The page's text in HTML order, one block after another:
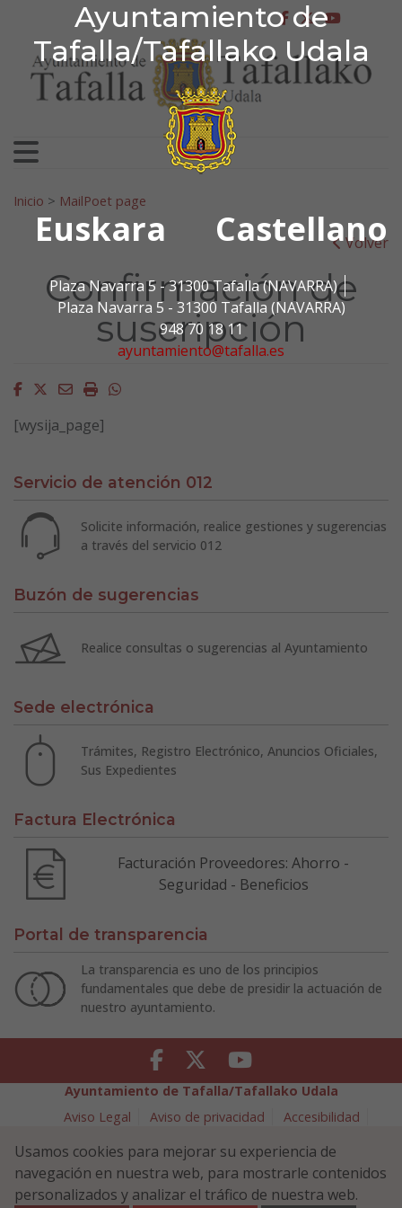
Ayuntamiento de
Tafalla/Tafallako Udala
Euskara Castellano
Plaza Navarra 5 - 31300 Tafalla (NAVARRA)
Plaza Navarra 5 - 31300 Tafalla (NAVARRA)
948 70 18 11
ayuntamiento@tafalla.es
Ir al contenido
Ayuntamiento de
facebook
twitter
Search for:
Inicio > MailPoet page
Volver
Confirmación de
suscripción
Facebook
Twitter
EmailImprimirWhatsapp
[wysija_page]
Servicio de atención 012
Solicite información, realice gestiones y sugerencias
a través del servicio 012
Buzón de sugerencias
Realice consultas o sugerencias al Ayuntamiento
Sede electrónica
Trámites, Registro Electrónico, Anuncios Oficiales,
Sus Expedientes
Factura Electrónica
Facturación Proveedores: Ahorro -
Seguridad - Beneficios
Portal de transparencia
La transparencia es uno de los principios
fundamentales que debe de presidir la actuación de
nuestro ayuntamiento.
Facebook Twitter Youtube
Ayuntamiento de Tafalla/Tafallako Udala
Aviso Legal
Aviso de privacidad
Accesibilidad
Política de Seguridad de la Información
Plaza Navarra 5 - 31300 Tafalla (NAVARRA)
948 70 18 11
ayuntamiento@tafalla.es
Usamos cookies para mejorar su experiencia de
navegación en nuestra web, para mostrarle contenidos
personalizados y analizar el tráfico de nuestra web.